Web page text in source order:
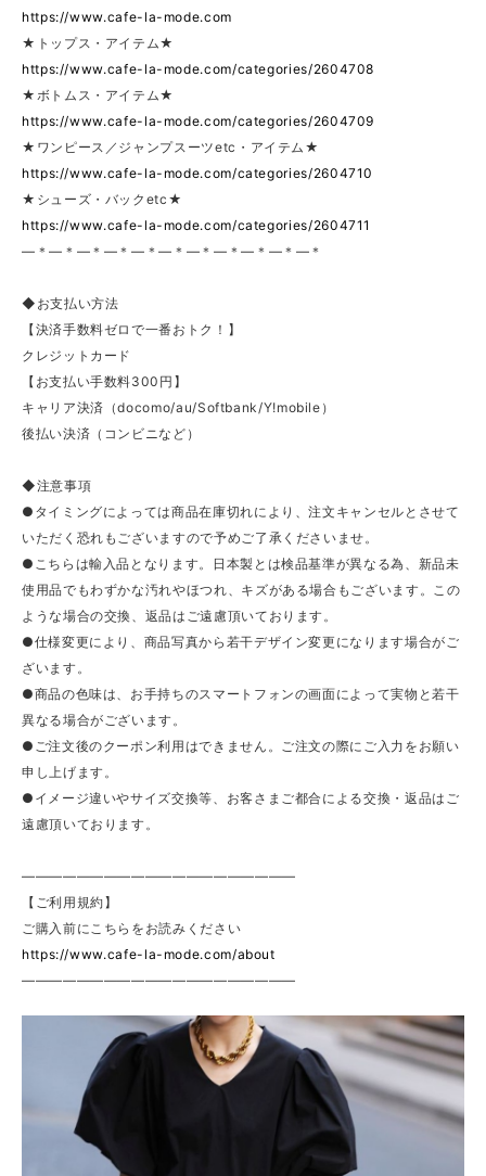
https://www.cafe-la-mode.com
★トップス・アイテム★
https://www.cafe-la-mode.com/categories/2604708
★ボトムス・アイテム★
https://www.cafe-la-mode.com/categories/2604709
★ワンピース／ジャンプスーツetc・アイテム★
https://www.cafe-la-mode.com/categories/2604710
★シューズ・バックetc★
https://www.cafe-la-mode.com/categories/2604711
—＊—＊—＊—＊—＊—＊—＊—＊—＊—＊—＊
◆お支払い方法
【決済手数料ゼロで一番おトク！】
クレジットカード
【お支払い手数料300円】
キャリア決済（docomo/au/Softbank/Y!mobile）
後払い決済（コンビニなど）
◆注意事項
●タイミングによっては商品在庫切れにより、注文キャンセルとさせて
いただく恐れもございますので予めご了承くださいませ。
●こちらは輸入品となります。日本製とは検品基準が異なる為、新品未
使用品でもわずかな汚れやほつれ、キズがある場合もございます。この
ような場合の交換、返品はご遠慮頂いております。
●仕様変更により、商品写真から若干デザイン変更になります場合がご
ざいます。
●商品の色味は、お手持ちのスマートフォンの画面によって実物と若干
異なる場合がございます。
●ご注文後のクーポン利用はできません。ご注文の際にご入力をお願い
申し上げます。
●イメージ違いやサイズ交換等、お客さまご都合による交換・返品はご
遠慮頂いております。
————————————————————
【ご利用規約】
ご購入前にこちらをお読みください
https://www.cafe-la-mode.com/about
————————————————————